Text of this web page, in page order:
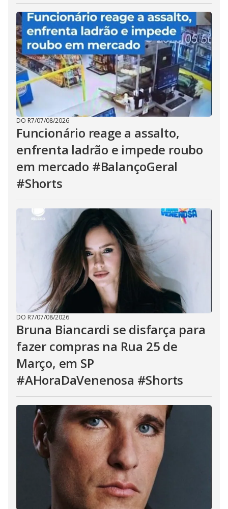
DO R7/07/08/2026
Funcionário reage a assalto,
enfrenta ladrão e impede roubo
em mercado #BalançoGeral
#Shorts
DO R7/07/08/2026
Bruna Biancardi se disfarça para
fazer compras na Rua 25 de
Março, em SP
#AHoraDaVenenosa #Shorts